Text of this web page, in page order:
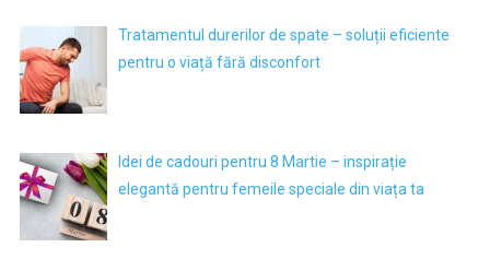
Tratamentul durerilor de spate – soluții eficiente
pentru o viață fără disconfort
Idei de cadouri pentru 8 Martie – inspirație
elegantă pentru femeile speciale din viața ta